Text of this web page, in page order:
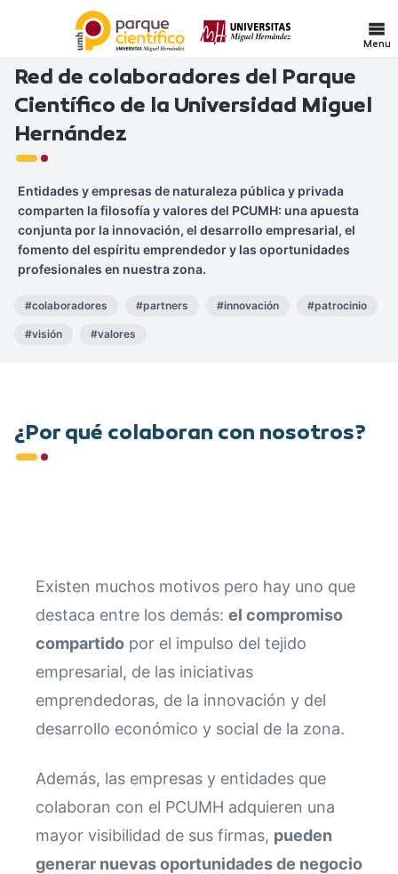
Red de colaboradores del Parque
Científico de la Universidad Miguel
Hernández
Entidades y empresas de naturaleza pública y privada
comparten la filosofía y valores del PCUMH: una apuesta
conjunta por la innovación, el desarrollo empresarial, el
fomento del espíritu emprendedor y las oportunidades
profesionales en nuestra zona.
#colaboradores #partners #innovación #patrocinio
#visión #valores
Menu
¿Por qué colaboran con nosotros?
Existen muchos motivos pero hay uno que
destaca entre los demás: el compromiso
compartido por el impulso del tejido
empresarial, de las iniciativas
emprendedoras, de la innovación y del
desarrollo económico y social de la zona.
Además, las empresas y entidades que
colaboran con el PCUMH adquieren una
mayor visibilidad de sus firmas, pueden
generar nuevas oportunidades de negocio